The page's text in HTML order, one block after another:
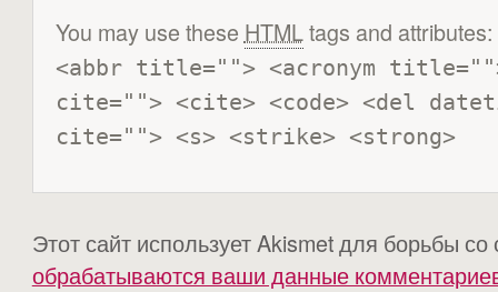
You may use these HTMLtags and attributes:
<abbr title=""> <acronym
cite=""> <cite> <code> <del
cite=""> <s> <strike> <strong>
Этот сайт использует Akismet для борьбы
обрабатываются ваши данные